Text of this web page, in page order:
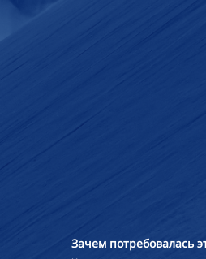
Зачем потребовалась